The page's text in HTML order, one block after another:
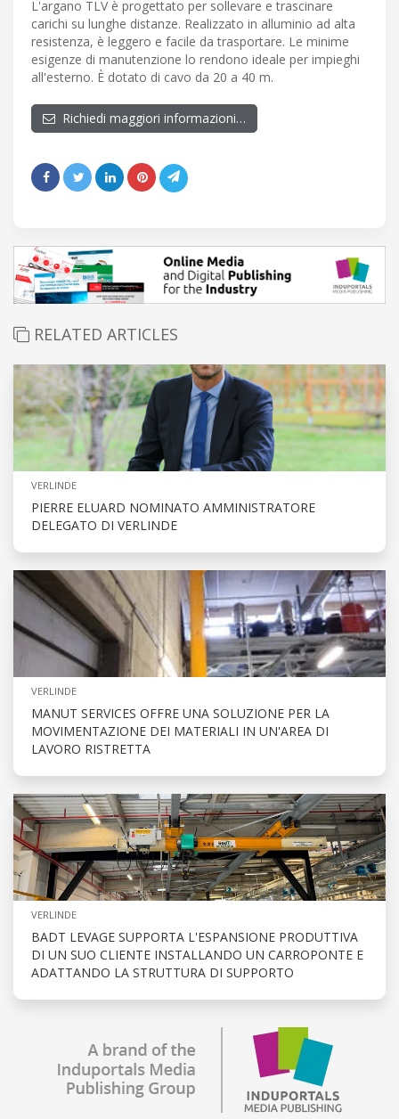
L'argano TLV è progettato per sollevare e trascinare
carichi su lunghe distanze. Realizzato in alluminio ad alta
resistenza, è leggero e facile da trasportare. Le minime
esigenze di manutenzione lo rendono ideale per impieghi
all'esterno. È dotato di cavo da 20 a 40 m.
Richiedi maggiori informazioni…
RELATED ARTICLES
VERLINDE
PIERRE ELUARD NOMINATO AMMINISTRATORE
DELEGATO DI VERLINDE
VERLINDE
MANUT SERVICES OFFRE UNA SOLUZIONE PER LA
MOVIMENTAZIONE DEI MATERIALI IN UN'AREA DI
LAVORO RISTRETTA
VERLINDE
BADT LEVAGE SUPPORTA L'ESPANSIONE PRODUTTIVA
DI UN SUO CLIENTE INSTALLANDO UN CARROPONTE E
ADATTANDO LA STRUTTURA DI SUPPORTO